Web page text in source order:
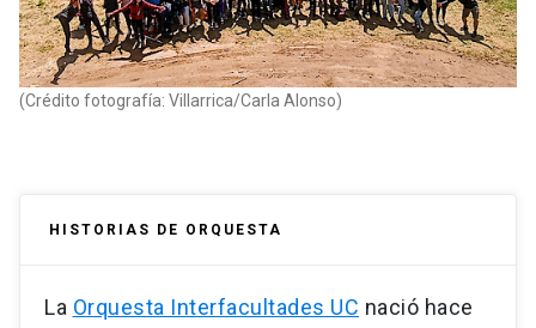
(Crédito fotografía: Villarrica/Carla Alonso)
HISTORIAS DE ORQUESTA
La Orquesta Interfacultades UC nació hace